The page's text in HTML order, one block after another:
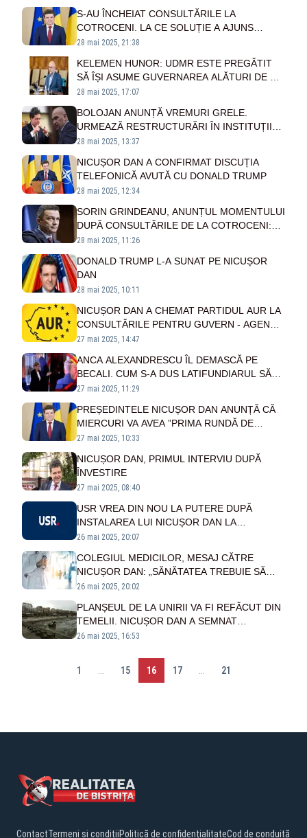
S-AU ÎNCHEIAT CONSULTĂRILE LA
COTROCENI. LA CE SOLUȚIE A AJUNS
NICUȘOR DAN
28 mai 2025, 21:38
KELEMEN HUNOR: UDMR ESTE PREGĂTIT
SĂ ÎȘI ASUME GUVERNAREA ALĂTURI DE O
COALIȚIE MAJORITARĂ
28 mai 2025, 17:07
BOLOJAN ANUNȚĂ VREMURI GRELE.
URMEAZĂ RESTRUCTURĂRI ÎN INSTITUȚIILE
STATULUI ȘI FOARTE PROBABIL MAJORĂRI
28 mai 2025, 13:37
NICUȘOR DAN A CONFIRMAT DISCUȚIA
TELEFONICĂ AVUTĂ CU DONALD TRUMP
28 mai 2025, 12:34
SORIN GRINDEANU, ANUNȚUL MOMENTULUI
DUPĂ CONSULTĂRILE DE LA COTROCENI:
ASTĂZI NU S-A VORBIT DESPRE FUNCȚII
28 mai 2025, 11:26
DONALD TRUMP L-A SUNAT PE NICUȘOR
DAN
28 mai 2025, 10:11
NICUȘOR DAN A CHEMAT PARTIDUL AUR LA
CONSULTĂRILE PENTRU GUVERN - AGENDA
DE MIERCURI
27 mai 2025, 14:47
ANCA ALEXANDRESCU ÎL DEMASCĂ PE
BECALI. CUM S-A DUS LATIFUNDIARUL SĂ
FACĂ PLECĂCIUNI ÎN FAȚA LUI NICUȘOR
VIDEO
27 mai 2025, 11:29
PREȘEDINTELE NICUȘOR DAN ANUNȚĂ CĂ
MIERCURI VA AVEA ”PRIMA RUNDĂ DE
DISCUȚII CU PARTIDELE ÎN VEDEREA
27 mai 2025, 10:33
NICUȘOR DAN, PRIMUL INTERVIU DUPĂ
ÎNVESTIRE
27 mai 2025, 08:40
USR VREA DIN NOU LA PUTERE DUPĂ
INSTALAREA LUI NICUȘOR DAN LA
COTROCENI. CE PLANURI SE PREGĂTESC ÎN
26 mai 2025, 20:07
COLEGIUL MEDICILOR, MESAJ CĂTRE
NICUȘOR DAN: „SĂNĂTATEA TREBUIE SĂ
DEVINĂ O PRIORITATE DE STAT”
26 mai 2025, 20:02
PLANȘEUL DE LA UNIRII VA FI REFĂCUT DIN
TEMELII. NICUȘOR DAN A SEMNAT
AUTORIZAȚIA ÎN ULTIMA ZI DE MANDAT
26 mai 2025, 16:53
1 15 16 17 21
ContactTermeni și condițiiPolitică de confidențialitateCod de conduită